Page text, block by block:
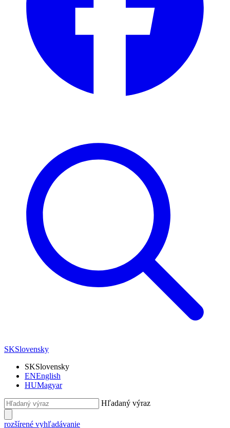
SKSlovensky
SKSlovensky
ENEnglish
HUMagyar
Hľadaný výraz
rozšírené vyhľadávanie